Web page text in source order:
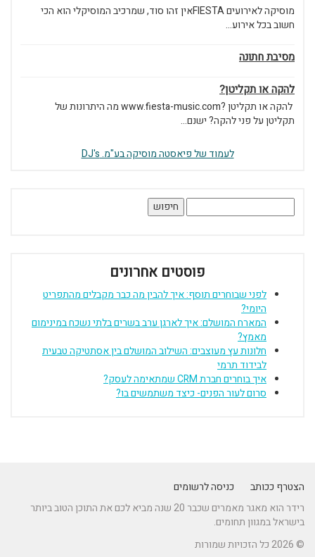
מוסיקה לאירועים FIESTAאין זהו סוד, שמרכיב המוסיקלי הוא הכי
חשוב בכל אירוע...
מסיבת חתונה
להקה או תקליטן?
להקה או תקליטן ?www.fiesta-music.com מה היתרונות של
תקליטן על פני להקה? ישנם...
לעמוד של פיאסטה מוסיקה בע"מ. DJ's
פוסטים אחרונים
לפני שבוחרים תוסף: איך להבין מה כבר מקבלים מהתפריט
היומי?
המארח המושלם: איך לארגן ערב בשרים בלתי נשכח במינימום
מאמץ?
חלונות עץ מעוצבים: השילוב המושלם בין אסתטיקה טבעית
לבידוד תרמי
איך בוחרים חברת CRM שמתאימה לעסק?
סרום לעור הפנים- כיצד משתמשים בו?
הצטרף ככותב
כניסה לרשומים
רידר הוא מאגר מאמרים שכבר 20 שנה מביא לכם את התוכן הטוב ביותר
בישראל במגוון תחומים.
© 2026 כל הזכויות שמורות